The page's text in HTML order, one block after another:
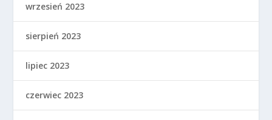
wrzesień 2023
sierpień 2023
lipiec 2023
czerwiec 2023